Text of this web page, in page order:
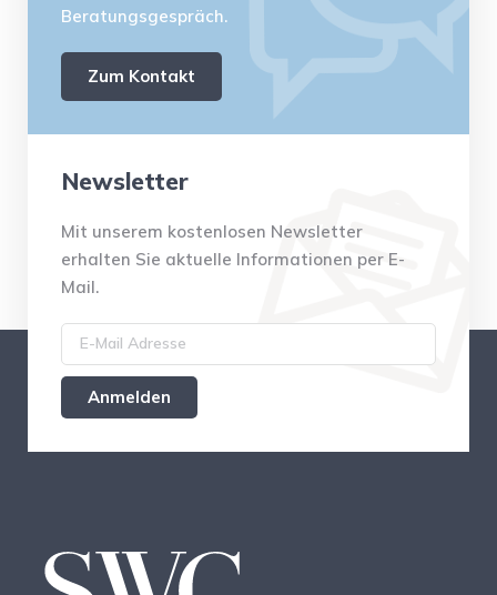
Beratungsgespräch.
Zum Kontakt
Newsletter
Mit unserem kostenlosen Newsletter
erhalten Sie aktuelle Informationen per E-
Mail.